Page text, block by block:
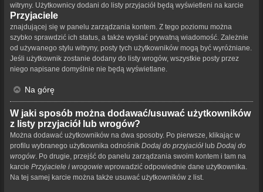
witryny. Użytkownicy dodani do listy przyjaciół będą wyświetleni na karcie
Przyjaciele
znajdującej się w panelu zarządzania kontem. Z tego poziomu można
szybko sprawdzić ich status, a także wysłać prywatną wiadomość. Zależnie
od używanego stylu witryny, posty tych użytkowników mogą być wyróżniane.
Jeśli użytkownik zostanie dodany do listy wrogów, wszystkie posty przez
niego napisane domyślnie nie będą wyświetlane.
Na górę
W jaki sposób można dodawać/usuwać użytkowników
z listy przyjaciół lub wrogów?
Można dodawać użytkowników na dwa sposoby. Po pierwsze, klikając w
profilu wybranego użytkownika odnośnik Dodaj do przyjaciół lub Dodaj do
wrogów . Po drugie, przejść do panelu zarządzania swoim kontem i tam na
karcie Przyjaciele i wrogowie wprowadzić odpowiednie dane użytkownika.
Na tej samej karcie można także usuwać użytkowników z list.